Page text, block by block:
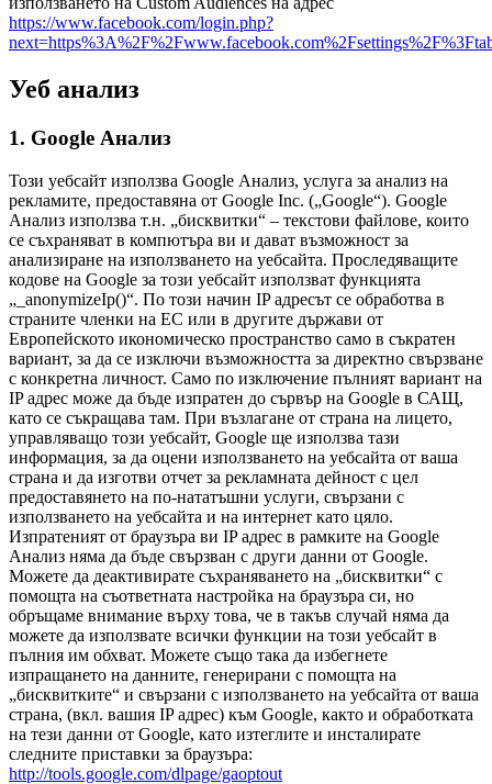
https://www.facebook.com/login.php?
Уеб анализ
1. Google Анализ
Този уебсайт използва Google Анализ, услуга за анализ на
рекламите, предоставяна от Google Inc. („Google“). Google
Анализ използва т.н. „бисквитки“ – текстови файлове, които
се съхраняват в компютъра ви и дават възможност за
анализиране на използването на уебсайта. Проследяващите
кодове на Google за този уебсайт използват функцията
„_anonymizeIp()“. По този начин IP адресът се обработва в
страните членки на ЕС или в другите държави от
Европейското икономическо пространство само в съкратен
вариант, за да се изключи възможността за директно свързване
с конкретна личност. Само по изключение пълният вариант на
IP адрес може да бъде изпратен до сървър на Google в САЩ,
като се съкращава там. При възлагане от страна на лицето,
управляващо този уебсайт, Google ще използва тази
информация, за да оцени използването на уебсайта от ваша
страна и да изготви отчет за рекламната дейност с цел
предоставянето на по-нататъшни услуги, свързани с
използването на уебсайта и на интернет като цяло.
Изпратеният от браузъра ви IP адрес в рамките на Google
Анализ няма да бъде свързван с други данни от Google.
Можете да деактивирате съхраняването на „бисквитки“ с
помощта на съответната настройка на браузъра си, но
обръщаме внимание върху това, че в такъв случай няма да
можете да използвате всички функции на този уебсайт в
пълния им обхват. Можете също така да избегнете
изпращането на данните, генерирани с помощта на
„бисквитките“ и свързани с използването на уебсайта от ваша
страна, (вкл. вашия IP адрес) към Google, както и обработката
на тези данни от Google, като изтеглите и инсталирате
следните приставки за браузъра:
http://tools.google.com/dlpage/gaoptout